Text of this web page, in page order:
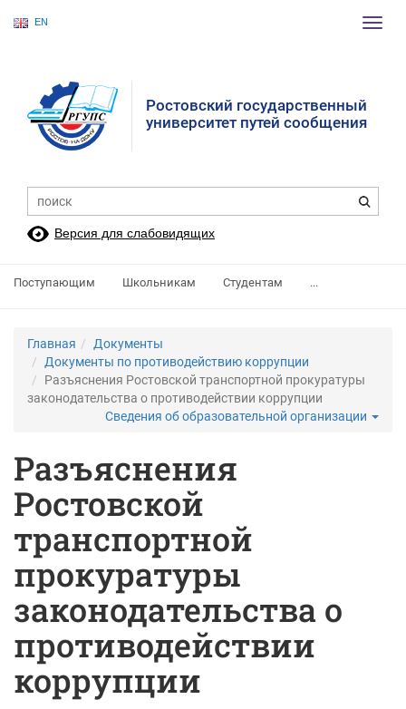
EN
Ростовский государственный
университет путей сообщения
Версия для слабовидящих
Поступающим Школьникам Студентам ...
Главная
Документы
Документы по противодействию коррупции
Разъяснения Ростовской транспортной прокуратуры
законодательства о противодействии коррупции
Сведения об образовательной организации
Разъяснения
Ростовской
транспортной
прокуратуры
законодательства о
противодействии
коррупции